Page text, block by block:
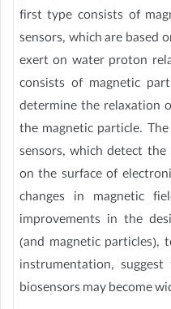
first type consists of
sensors, which are based
exert on water proton
consists of magnetic
determine the relaxation
the magnetic particle.
sensors, which detect
on the surface of
changes in magnetic
improvements in the
(and magnetic particles),
instrumentation,
biosensors may become